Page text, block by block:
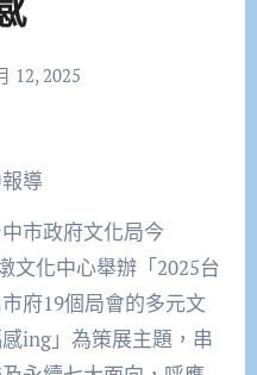
12, 2025
導
市政府文化局今
文化中心舉辦「2025台
府19個局會的多元文
ing」為策展主題，串